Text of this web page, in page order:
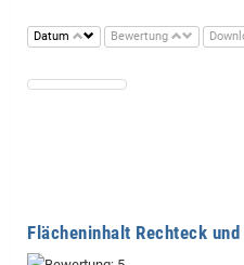
Datum Bewertung
Flächeninhalt Rechteck